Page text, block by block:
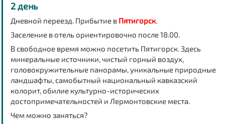
2 день
Дневной переезд. Прибытие в Пятигорск.
Заселение в отель ориентировочно после 18.00.
В свободное время можно посетить Пятигорск. Здесь
минеральные источники, чистый горный воздух,
головокружительные панорамы, уникальные природные
ландшафты, самобытный национальный кавказский
колорит, обилие культурно-исторических
достопримечательностей и Лермонтовские места.
Чем можно заняться?